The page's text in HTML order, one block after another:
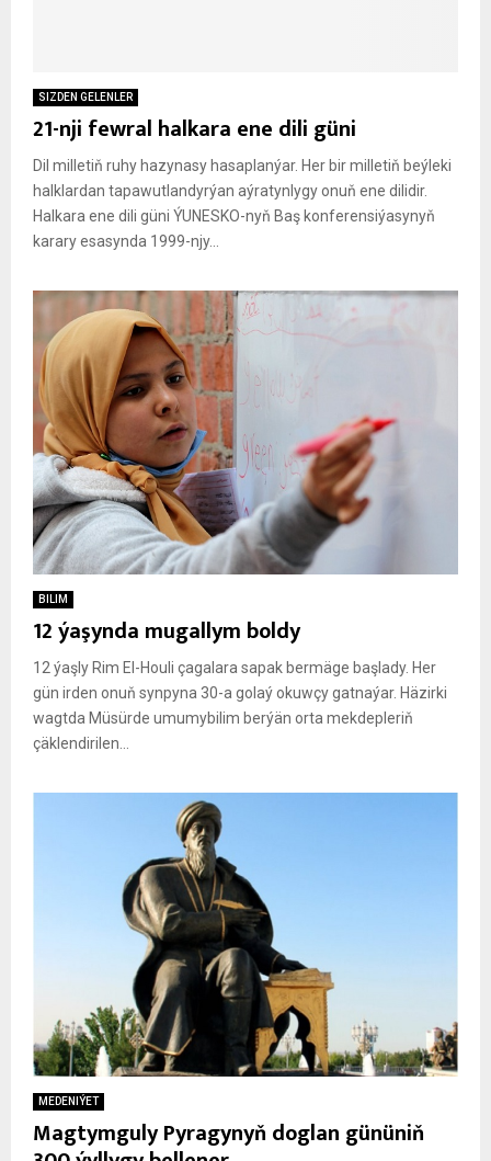
SIZDEN GELENLER
21-nji fewral halkara ene dili güni
Dil milletiň ruhy hazynasy hasaplanýar. Her bir milletiň beýleki
halklardan tapawutlandyrýan aýratynlygy onuň ene dilidir.
Halkara ene dili güni ÝUNESKO-nyň Baş konferensiýasynyň
karary esasynda 1999-njy...
BILIM
12 ýaşynda mugallym boldy
12 ýaşly Rim El-Houli çagalara sapak bermäge başlady. Her
gün irden onuň synpyna 30-a golaý okuwçy gatnaýar. Häzirki
wagtda Müsürde umumybilim berýän orta mekdepleriň
çäklendirilen...
MEDENIÝET
Magtymguly Pyragynyň doglan gününiň